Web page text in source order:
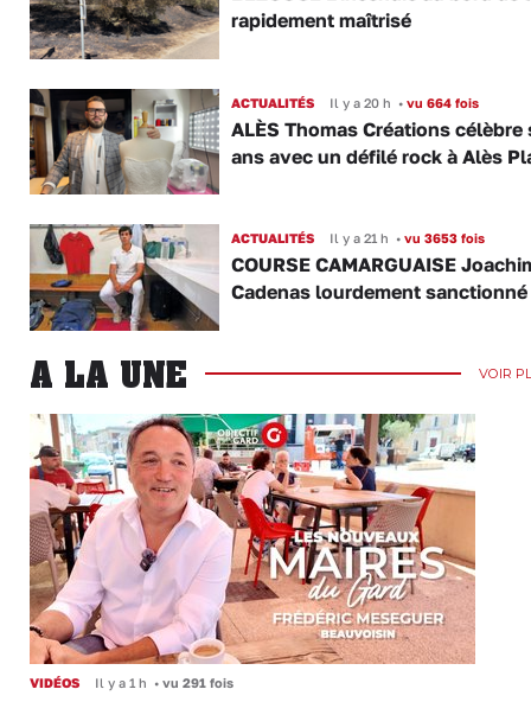
rapidement maîtrisé
ACTUALITÉS Il y a 20 h •vu 664 fois
ALÈS Thomas Créations célèbre
ans avec un défilé rock à Alès
ACTUALITÉS Il y a 21 h •vu 3653 fois
COURSE CAMARGUAISE
Cadenas lourdement sanctionné
A LA UNE VOIR
VIDÉOS Il y a 1 h • vu 291 fois